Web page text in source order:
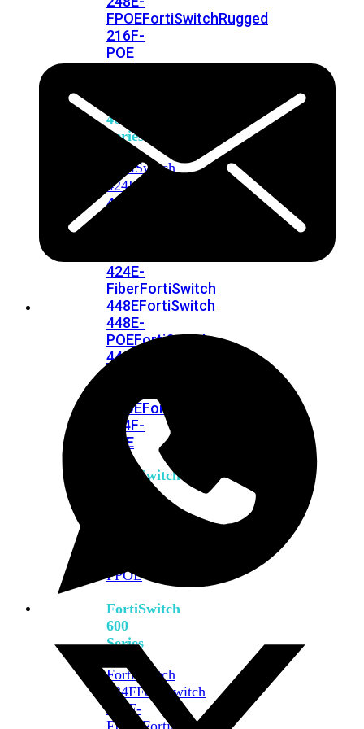
FPOEFortiSwitchRugged
216F-
POE
400
Series
FortiSwitch
424E
424E-
424E-
FiberFortiSwitch
448EFortiSwitch
448E-
POEFortiSwitch
448E-
FPOEFortiSwitchRugged
424F-
POE
FortiSwitch
FPOE
FortiSwitch
600
Series
FortiSwitch
624FFortiSwitch
624F-
FPOE FortiSwitch